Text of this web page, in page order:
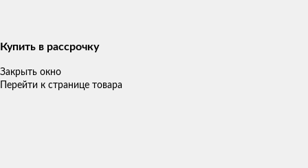
Купить в рассрочку
Закрыть окно
Перейти к странице товара